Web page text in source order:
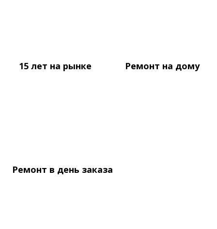
15 лет на рынке Ремонт на дому
Ремонт в день заказа